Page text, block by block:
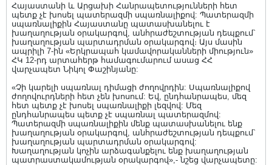
Հայաստանի և Արցախի Հանրապետությունների հետ
պետք չէ խոսել պատերազմի սպառնալիքով: Պատերազմի
սպառնալիքին Հայաստանը պատասխանելու է
խաղաղության օրակարգով, անհրաժեշտության դեպքում`
խաղաղության պարտադրման օրակարգով։ Այս մասին
ապրիլի 7-ին «Երկրապահ կամավորականների միություն»
ՀԿ 12-րդ արտահերթ համագումարում ասաց ՀՀ
վարչապետ Նիկոլ Փաշինյանը:
«Չի կարելի սպառնալ դիմացի ժողովրդին: Սպառնալիքով
ժողովուրդների հետ չեն խոսում: Եվ, ընդհանրապես, մեզ
հետ պետք չէ խոսել սպառնալիքի լեզվով: Մեզ
ընդհանրապես պետք չէ սպառնալ պատերազմով:
Պատերազմի սպառնալիքին մենք պատասխանելու ենք
խաղաղության օրակարգով, անհրաժեշտության դեպքում`
խաղաղության պարտադրման օրակարգով:
Խաղաղության կոչին արձագանքելու ենք խաղաղության
պատրաստակամության օրակարգով»,- նշեց վարչապետը: